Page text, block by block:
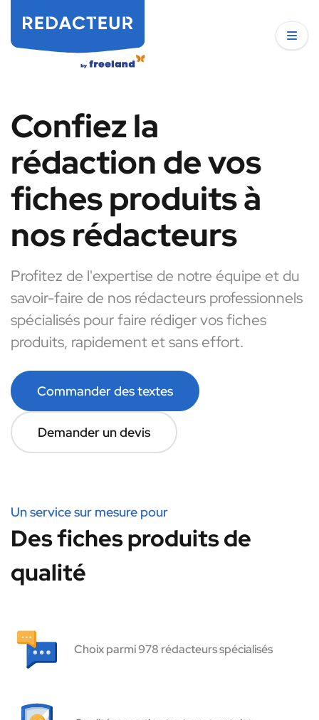
Confiez la
rédaction de vos
fiches produits à
nos rédacteurs
Profitez de l'expertise de notre équipe et du
savoir-faire de nos rédacteurs professionnels
spécialisés pour faire rédiger vos fiches
produits, rapidement et sans effort.
Commander des textes
Demander un devis
Un service sur mesure pour
Des fiches produits de
qualité
Choix parmi 978 rédacteurs spécialisés